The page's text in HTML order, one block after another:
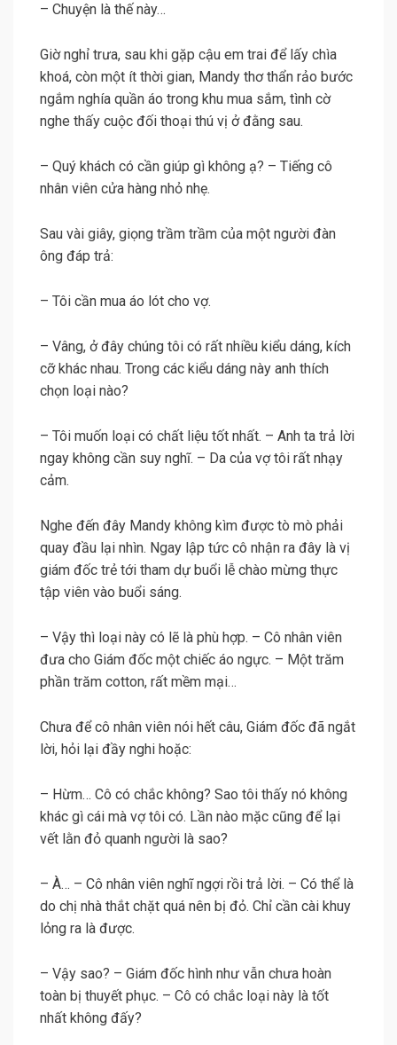
– Chuyện là thế này…
Giờ nghỉ trưa, sau khi gặp cậu em trai để lấy chìa
khoá, còn một ít thời gian, Mandy thơ thẩn rảo bước
ngắm nghía quần áo trong khu mua sắm, tình cờ
nghe thấy cuộc đối thoại thú vị ở đằng sau.
– Quý khách có cần giúp gì không ạ? – Tiếng cô
nhân viên cửa hàng nhỏ nhẹ.
Sau vài giây, giọng trầm trầm của một người đàn
ông đáp trả:
– Tôi cần mua áo lót cho vợ.
– Vâng, ở đây chúng tôi có rất nhiều kiểu dáng, kích
cỡ khác nhau. Trong các kiểu dáng này anh thích
chọn loại nào?
– Tôi muốn loại có chất liệu tốt nhất. – Anh ta trả lời
ngay không cần suy nghĩ. – Da của vợ tôi rất nhạy
cảm.
Nghe đến đây Mandy không kìm được tò mò phải
quay đầu lại nhìn. Ngay lập tức cô nhận ra đây là vị
giám đốc trẻ tới tham dự buổi lễ chào mừng thực
tập viên vào buổi sáng.
– Vậy thì loại này có lẽ là phù hợp. – Cô nhân viên
đưa cho Giám đốc một chiếc áo ngực. – Một trăm
phần trăm cotton, rất mềm mại…
Chưa để cô nhân viên nói hết câu, Giám đốc đã ngắt
lời, hỏi lại đầy nghi hoặc:
– Hừm… Cô có chắc không? Sao tôi thấy nó không
khác gì cái mà vợ tôi có. Lần nào mặc cũng để lại
vết lằn đỏ quanh người là sao?
– À… – Cô nhân viên nghĩ ngợi rồi trả lời. – Có thể là
do chị nhà thắt chặt quá nên bị đỏ. Chỉ cần cài khuy
lỏng ra là được.
– Vậy sao? – Giám đốc hình như vẫn chưa hoàn
toàn bị thuyết phục. – Cô có chắc loại này là tốt
nhất không đấy?